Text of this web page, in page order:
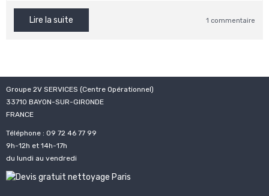
Lire la suite 1 commentaire
Groupe 2V SERVICES (Centre Opérationnel)
33710 BAYON-SUR-GIRONDE
FRANCE
Téléphone : 09 72 46 77 99
9h-12h et 14h-17h
du lundi au vendredi